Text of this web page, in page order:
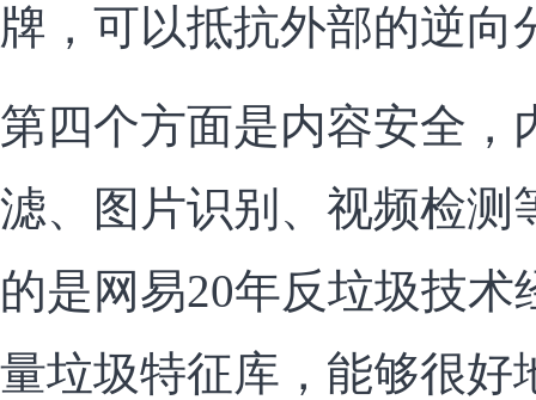
牌，可以抵抗外部的逆向
第四个方面是内容安全，
滤、图片识别、视频检测
的是网易20年反垃圾技
量垃圾特征库，能够很好